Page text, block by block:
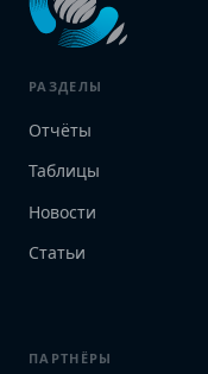
РАЗДЕЛЫ
Отчёты
Таблицы
Новости
Статьи
ПАРТНЁРЫ